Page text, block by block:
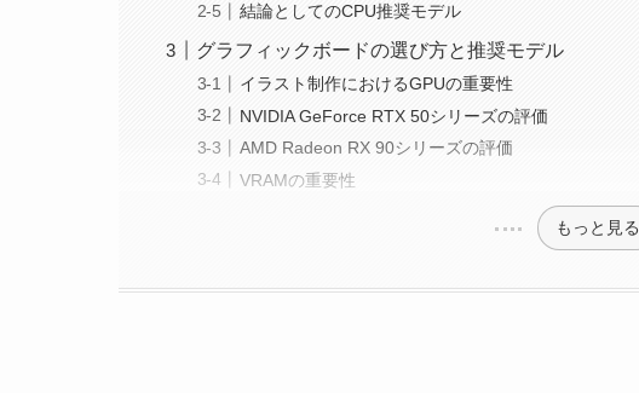
結論としてのCPU推奨モデル
グラフィックボードの選び方と推奨モデル
イラスト制作におけるGPUの重要性
NVIDIA GeForce RTX 50シリーズの評価
AMD Radeon RX 90シリーズの評価
VRAMの重要性
もっと見る